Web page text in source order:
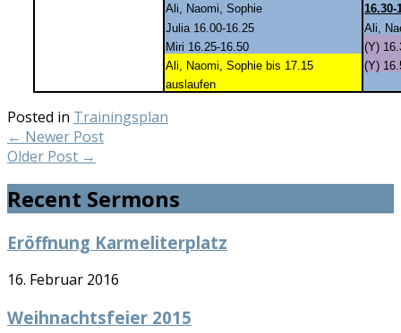
Ali, Naomi, Sophie
16.30-
Julia 16.00-16.25
Ali,
Miri 16.25-16.50
(Y)
Ali, Naomi, Sophie bis 17.15
(Y)
auslaufen
Posted in Trainingsplan
← Newer Post
Older Post →
Recent Sermons
Eröffnung Karmeliterplatz
16. Februar 2016
Weihnachtsfeier 2015